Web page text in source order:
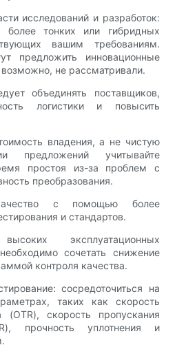
исследований и разработок:
более тонких или гибридных
вашим требованиям.
предложить инновационные
не рассматривали.
объединять поставщиков,
логистики и повысить
владения, а не чистую
предложений учитывайте
простоя из-за проблем с
преобразования.
с помощью более
и стандартов.
эксплуатационных
сочетать снижение
контроля качества.
сосредоточиться на
таких как скорость
(OTR), скорость пропускания
прочность уплотнения и